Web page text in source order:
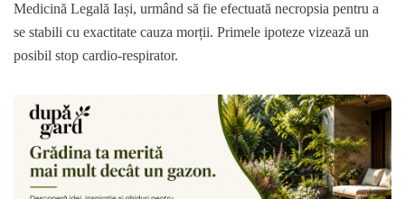
Medicină Legală Iași, urmând să fie efectuată necropsia pentru a
se stabili cu exactitate cauza morții. Primele ipoteze vizează un
posibil stop cardio-respirator.